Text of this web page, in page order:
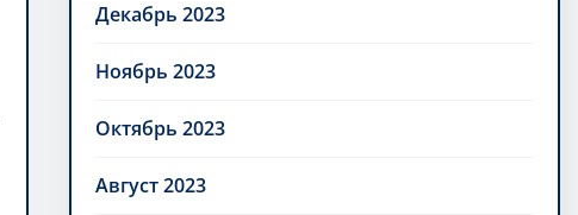
Декабрь 2023
Ноябрь 2023
Октябрь 2023
Август 2023